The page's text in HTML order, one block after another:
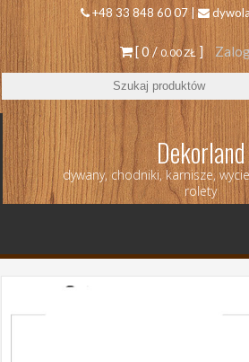
+48 33 848 60 07 |
[ 0 /0.00 ZŁ ]
Dekorland
dywany, chodniki, karnisze,
rolety